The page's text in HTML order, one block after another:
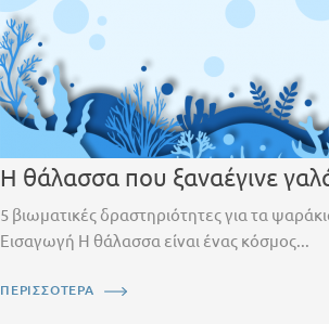
Η θάλασσα που ξαναέγινε
5 βιωματικές δραστηριότητες για τα
Εισαγωγή Η θάλασσα είναι ένας κόσμος...
ΠΕΡΙΣΣΟΤΕΡΑ